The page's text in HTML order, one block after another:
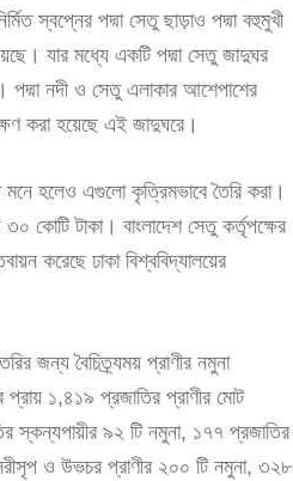
স্বপ্নের পদ্মা সেতু ছাড়াও পদ্মা বহুমুখী
যার মধ্যে একটি পদ্মা সেতু জাদুঘর
নদী ও সেতু এলাকার আশেপাশের
করা হয়েছে এই জাদুঘরে।
মনে হলেও এগুলো কৃত্রিমভাবে তৈরি করা।
৩০ কোটি টাকা। বাংলাদেশ সেতু কর্তৃপক্ষের
করেছে ঢাকা বিশ্ববিদ্যালয়ের
জন্য বৈচিত্র্যময় প্রাণীর নমুনা
১,৪১৯ প্রজাতির প্রাণীর মোট
৯২ টি নমুনা, ১৭৭ প্রজাতির
ও উভচর প্রাণীর ২০০ টি নমুনা, ৩২৮